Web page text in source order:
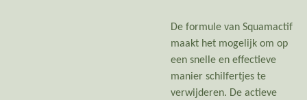
De formule van Squamactif
maakt het mogelijk om op
een snelle en effectieve
manier schilfertjes te
verwijderen. De actieve